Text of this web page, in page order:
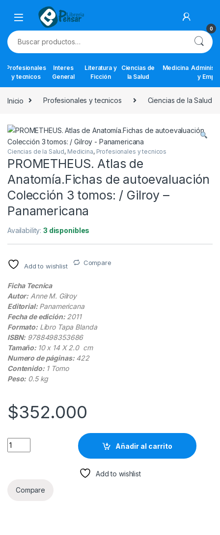
Skip to navigation
Skip to content
0
Buscar por:
Profesionales
y tecnicos
Interes
General
Literatura y
Ficción
Ciencias de
la Salud
Medicina
y
Inicio Profesionales y tecnicos Ciencias de la Salud
Ciencias de la Salud, Medicina, Profesionales y tecnicos
PROMETHEUS. Atlas de
Anatomía.Fichas de autoevaluación
Colección 3 tomos: / Gilroy –
Panamericana
Availability:3 disponibles
Add to wishlist Compare
Ficha Tecnica
Autor: Anne M. Gilroy
Editorial:Panamericana
Fecha de edición:2011
Formato:Libro Tapa Blanda
ISBN: 9788498353686
Tamaño: 10 x 14 X 2.0 cm
Numero de páginas:422
Contenido:1 Tomo
Peso: 0.5 kg
$352.000
PROMETHEUS. Atlas de Anatomía.Fichas de
Añadir al carrito
Add to wishlist
Compare